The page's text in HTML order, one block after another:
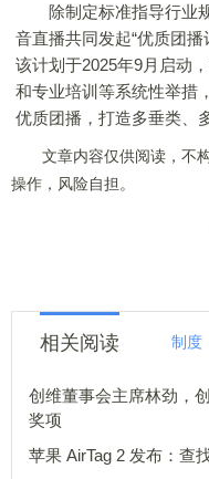
除制定标准指导行业规
音直播共同发起“优质团播
该计划于2025年9月启动
和专业培训等系统性举措
优质团播，打造多垂类、
文章内容仅供阅读，不构
操作，风险自担。
相关阅读 制度
创维董事会主席林劲，
奖项
苹果 AirTag 2 发布：查